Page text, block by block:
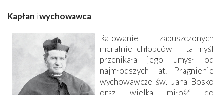
Kapłan i wychowawca
Ratowanie zapuszczonych
moralnie chłopców – ta myśl
przenikała jego umysł od
najmłodszych lat. Pragnienie
wychowawcze św. Jana Bosko
oraz wielka miłość do